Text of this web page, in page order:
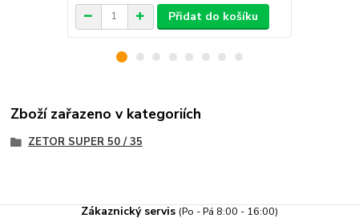
Přidat do košíku
Zboží zařazeno v kategoriích
ZETOR SUPER 50 / 35
Zákaznický servis (Po - Pá 8:00 - 16:00)